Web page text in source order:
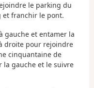
le parking du
et franchir le pont.
gauche et entamer la
droite pour rejoindre
cinquantaine de
gauche et le suivre